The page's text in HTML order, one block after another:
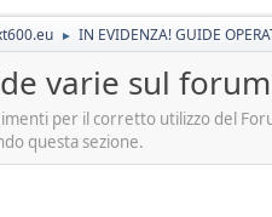
► IN EVIDENZA! GUIDE
varie sul forum
per il corretto utilizzo del
questa sezione.